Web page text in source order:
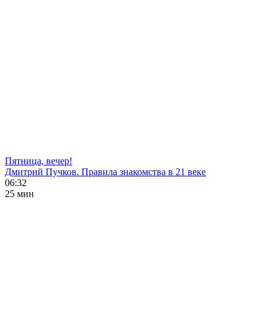
Пятница, вечер!
Дмитрий Пучков. Правила знакомства в 21 веке
06:32
25 мин